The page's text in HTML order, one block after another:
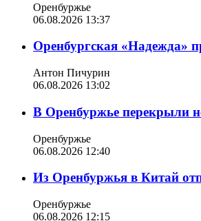
Оренбуржье
06.08.2026 13:37
Оренбургская «Надежда»
Антон Пичурин
06.08.2026 13:02
В Оренбуржье перекрыли
Оренбуржье
06.08.2026 12:40
Из Оренбуржья в Китай
Оренбуржье
06.08.2026 12:15